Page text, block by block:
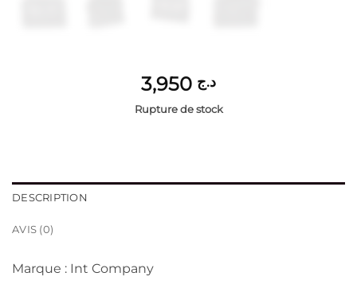
د.ج
Rupture de stock
DESCRIPTION
AVIS (0)
Marque : Int Company